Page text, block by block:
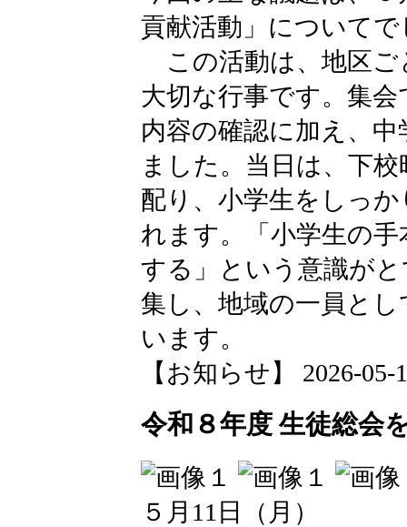
貢献活動」についてで
この活動は、地区ご
大切な行事です。集
内容の確認に加え、
ました。当日は、下
配り、小学生をしっ
れます。「小学生の
する」という意識が
集し、地域の一員と
います。
【お知らせ】 2026-05-
令和８年度 生徒総会
５月11日（月）